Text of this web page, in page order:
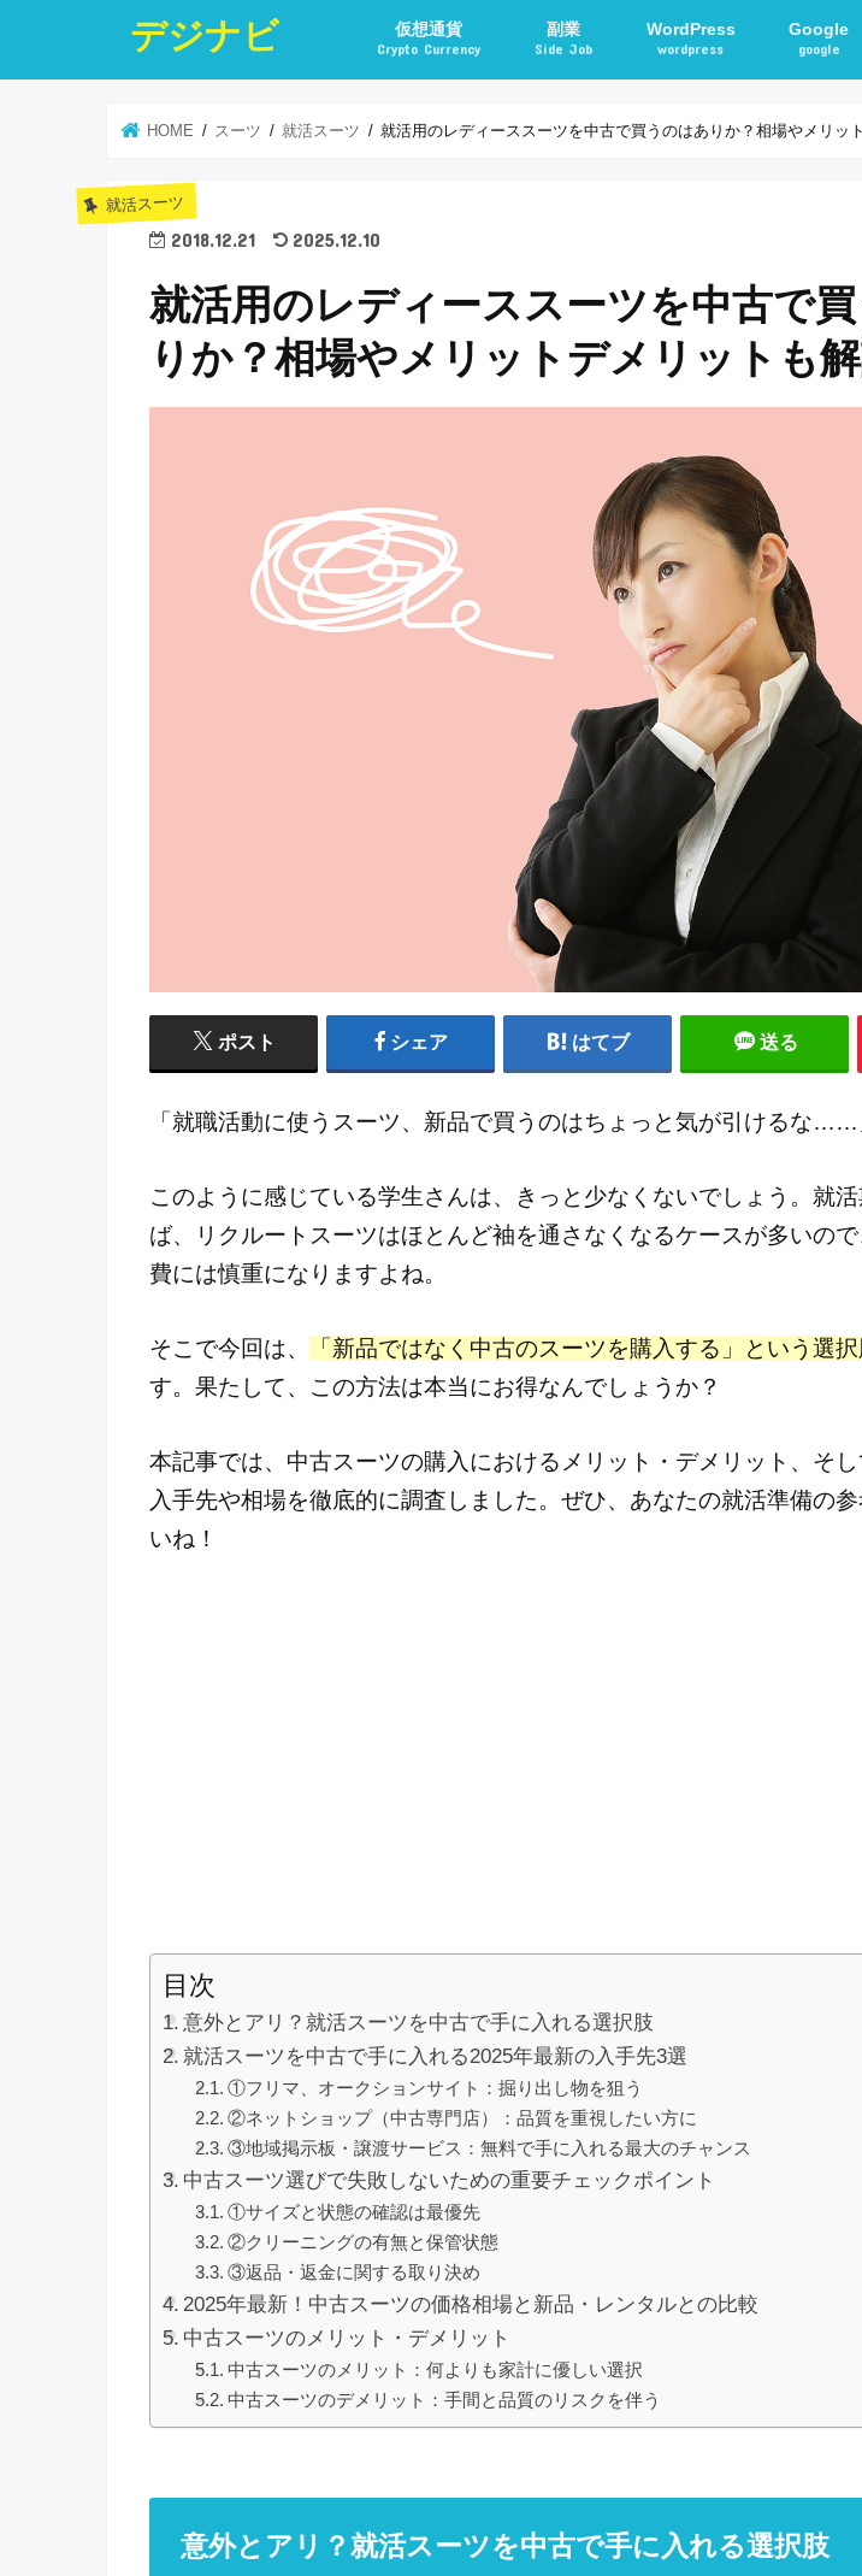
デジナビ 仮想通貨
Crypto Currency
副業
Side Job
WordPress
wordpress
Google
google
HOME スーツ 就活スーツ 就活用のレディーススーツを中古で買うのはありか？相場やメリッ
就活スーツ
2018.12.21 2025.12.10
就活用のレディーススーツを中古で
りか？相場やメリットデメリットも
ポスト シェア はてブ 送る
「就職活動に使うスーツ、新品で買うのはちょっと気が引けるな……
このように感じている学生さんは、きっと少なくないでしょう。就
ば、リクルートスーツはほとんど袖を通さなくなるケースが多いの
費には慎重になりますよね。
そこで今回は、 「新品ではなく中古のスーツを購入する」という選
す。果たして、この方法は本当にお得なんでしょうか？
本記事では、中古スーツの購入におけるメリット・デメリット、そ
入手先や相場を徹底的に調査しました。ぜひ、あなたの就活準備の
いね！
目次
意外とアリ？就活スーツを中古で手に入れる選択肢
就活スーツを中古で手に入れる2025年最新の入手先3選
①フリマ、オークションサイト：掘り出し物を狙う
②ネットショップ（中古専門店）：品質を重視したい方に
③地域掲示板・譲渡サービス：無料で手に入れる最大のチャンス
中古スーツ選びで失敗しないための重要チェックポイント
①サイズと状態の確認は最優先
②クリーニングの有無と保管状態
③返品・返金に関する取り決め
2025年最新！中古スーツの価格相場と新品・レンタルとの比較
中古スーツのメリット・デメリット
中古スーツのメリット：何よりも家計に優しい選択
中古スーツのデメリット：手間と品質のリスクを伴う
意外とアリ？就活スーツを中古で手に入れる選択肢